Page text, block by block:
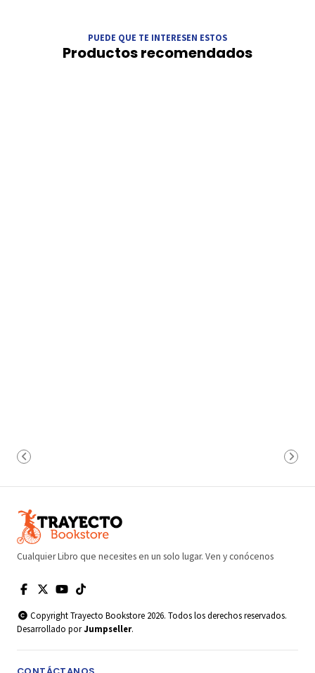
PUEDE QUE TE INTERESEN ESTOS
Productos recomendados
Cualquier Libro que necesites en un solo lugar. Ven y conócenos
Copyright Trayecto Bookstore 2026. Todos los derechos reservados.
Desarrollado porJumpseller.